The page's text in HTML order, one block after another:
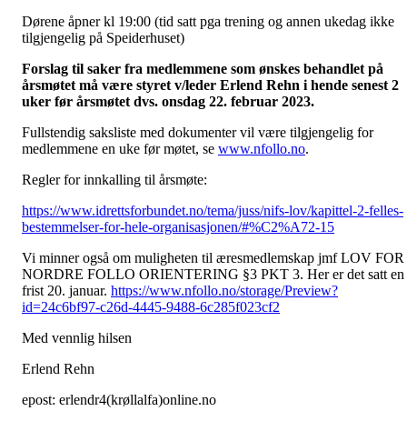
Dørene åpner kl 19:00 (tid satt pga trening og annen ukedag ikke
tilgjengelig på Speiderhuset)
Forslag til saker fra medlemmene som ønskes behandlet på
årsmøtet må være styret v/leder Erlend Rehn i hende senest 2
uker før årsmøtet dvs. onsdag 22. februar 2023.
Fullstendig saksliste med dokumenter vil være tilgjengelig for
medlemmene en uke før møtet, se www.nfollo.no.
Regler for innkalling til årsmøte:
https://www.idrettsforbundet.no/tema/juss/nifs-lov/kapittel-2-felles-
bestemmelser-for-hele-organisasjonen/#%C2%A72-15
Vi minner også om muligheten til æresmedlemskap jmf LOV FOR
NORDRE FOLLO ORIENTERING §3 PKT 3. Her er det satt en
frist 20. januar. https://www.nfollo.no/storage/Preview?
id=24c6bf97-c26d-4445-9488-6c285f023cf2
Med vennlig hilsen
Erlend Rehn
epost: erlendr4(krøllalfa)online.no